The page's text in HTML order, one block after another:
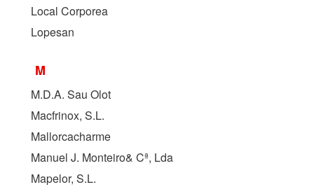
Local Corporea
Lopesan
M
M.D.A. Sau Olot
Macfrinox, S.L.
Mallorcacharme
Manuel J. Monteiro& Cª, Lda
Mapelor, S.L.